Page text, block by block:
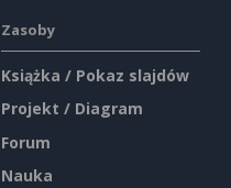
Zasoby
Książka / Pokaz slajdów
Projekt / Diagram
Forum
Nauka